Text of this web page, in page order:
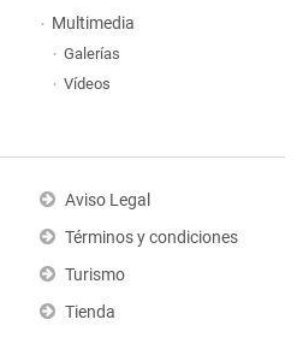
Multimedia
Galerías
Vídeos
Aviso Legal
Términos y condiciones
Turismo
Tienda